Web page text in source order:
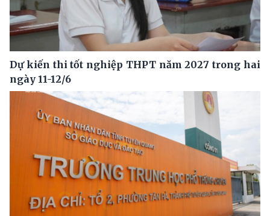
Dự kiến thi tốt nghiệp THPT năm 2027 trong hai
ngày 11-12/6